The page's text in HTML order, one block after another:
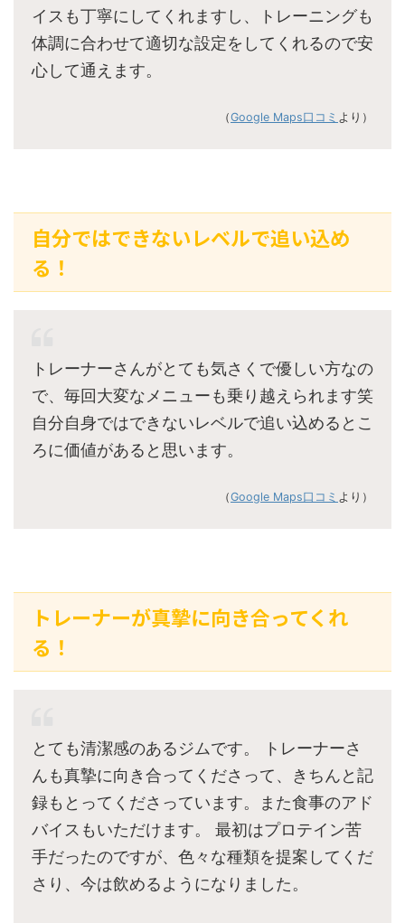
イスも丁寧にしてくれますし、トレーニングも
体調に合わせて適切な設定をしてくれるので安
心して通えます。
（Google Maps口コミ より）
自分ではできないレベルで追い込め
る！
トレーナーさんがとても気さくで優しい方なの
で、毎回大変なメニューも乗り越えられます笑
自分自身ではできないレベルで追い込めるとこ
ろに価値があると思います。
（Google Maps口コミ より）
トレーナーが真摯に向き合ってくれ
る！
とても清潔感のあるジムです。 トレーナーさ
んも真摯に向き合ってくださって、きちんと記
録もとってくださっています。また食事のアド
バイスもいただけます。 最初はプロテイン苦
手だったのですが、色々な種類を提案してくだ
さり、今は飲めるようになりました。